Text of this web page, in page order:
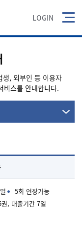
LOGIN
, 외부인 등 이용자
비스를 안내합니다.
5회 연장가능
, 대출기간 7일